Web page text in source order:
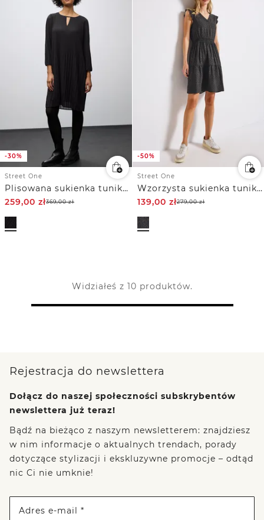
-30%
Street One
Plisowana sukienka tunikowa
259,00 zł369,00zł
-50%
Street One
Wzorzysta sukienka tunikowa
139,00 zł279,00zł
Widziałeś z 10 produktów.
Rejestracja do newslettera
Dołącz do naszej społeczności subskrybentów
newslettera już teraz!
Bądź na bieżąco z naszym newsletterem: znajdziesz
w nim informacje o aktualnych trendach, porady
dotyczące stylizacji i ekskluzywne promocje – odtąd
nic Ci nie umknie!
Adres e-mail *